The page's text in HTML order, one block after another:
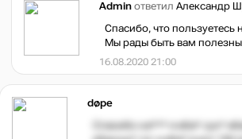
Admin ответил Александр
Спасибо, что
Мы рады быть вам
16.08.2020 21:00
døpe